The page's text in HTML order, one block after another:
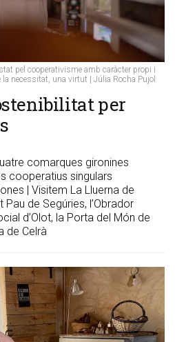
pel cooperativisme amb caràcter propi i
necessitat, una virtut | Júlia Rocha Pujol
per
comarques gironines
cooperatius singulars
| Visitem La Lluerna de
Pau de Segúries, l’Obrador
d’Olot, la Porta del Món de
de Celrà